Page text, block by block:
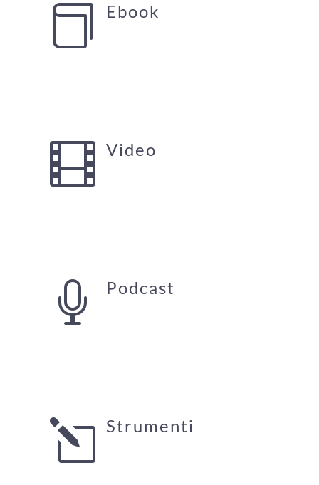
 Ebook
 Video
 Podcast
l Strumenti